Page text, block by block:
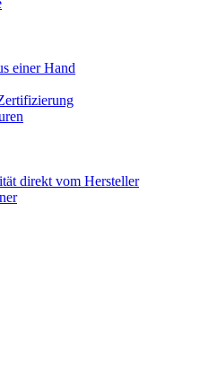
einer Hand
direkt vom Hersteller